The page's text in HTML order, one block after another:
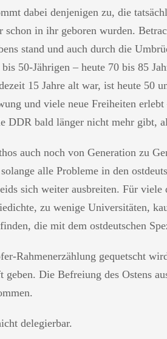
dabei denjenigen zu, die
schon in ihr geboren wurden.
stand und auch durch die
50-Jährigen – heute 70 bis 85
15 Jahre alt war, ist heute 50
und viele neue Freiheiten
DDR bald länger nicht mehr gibt,
auch noch von Generation zu
alle Probleme in den
sich weiter ausbreiten. Für
zu wenige Universitäten,
die mit dem ostdeutschen
Rahmenerzählung gequetscht
geben. Die Befreiung des Ostens
delegierbar.